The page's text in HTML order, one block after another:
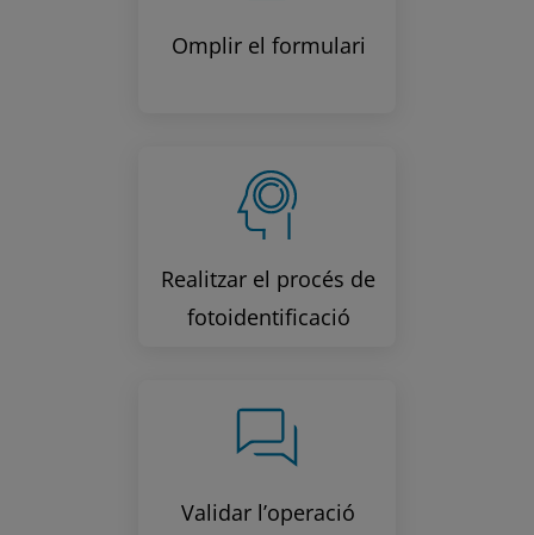
Omplir el formulari
Realitzar el procés de
fotoidentificació
Validar l’operació